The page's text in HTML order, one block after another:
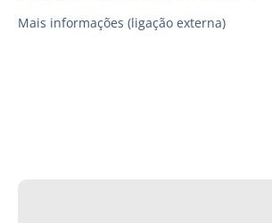
Mais informações (ligação externa)